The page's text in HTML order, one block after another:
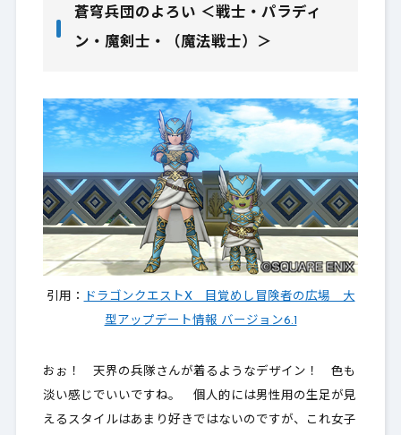
蒼穹兵団のよろい ＜戦士・パラディ
ン・魔剣士・（魔法戦士）＞
引用： ドラゴンクエストX 目覚めし冒険者の広場 大
型アップデート情報 バージョン6.1
おぉ！ 天界の兵隊さんが着るようなデザイン！ 色も
淡い感じでいいですね。 個人的には男性用の生足が見
えるスタイルはあまり好きではないのですが、これ女子